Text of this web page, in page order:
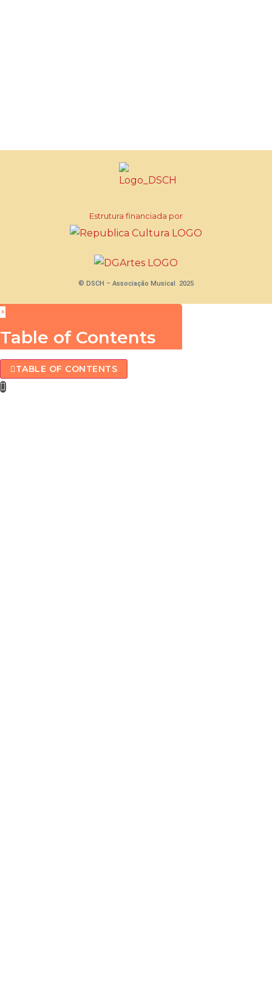
Estrutura financiada por
© DSCH – Associação Musical 2025
×
Table of Contents
TABLE OF CONTENTS